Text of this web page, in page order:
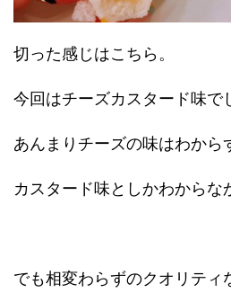
切った感じはこちら。
今回はチーズカスタード味で
あんまりチーズの味はわから
カスタード味としかわからな
でも相変わらずのクオリティ